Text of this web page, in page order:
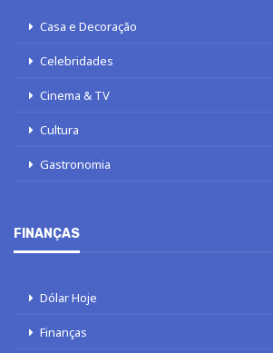
Casa e Decoração
Celebridades
Cinema & TV
Cultura
Gastronomia
FINANÇAS
Dólar Hoje
Finanças